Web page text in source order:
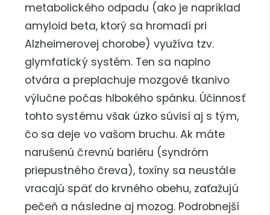
metabolického odpadu (ako je napríklad
amyloid beta, ktorý sa hromadí pri
Alzheimerovej chorobe) využíva tzv.
glymfatický systém. Ten sa naplno
otvára a preplachuje mozgové tkanivo
výlučne počas hlbokého spánku. Účinnosť
tohto systému však úzko súvisí aj s tým,
čo sa deje vo vašom bruchu. Ak máte
narušenú črevnú bariéru (syndróm
priepustného čreva), toxíny sa neustále
vracajú späť do krvného obehu, zaťažujú
pečeň a následne aj mozog. Podrobnejší